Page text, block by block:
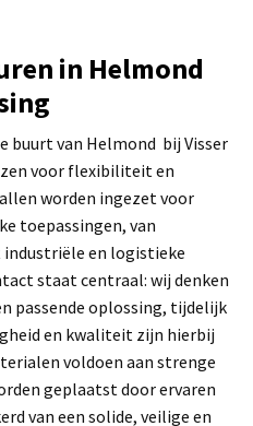
in Helmond
buurt van Helmond bij Visser
voor flexibiliteit en
worden ingezet voor
toepassingen, van
en logistieke
staat centraal: wij denken
passende oplossing, tijdelijk
en kwaliteit zijn hierbij
voldoen aan strenge
geplaatst door ervaren
van een solide, veilige en